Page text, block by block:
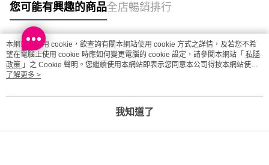
您可能有興趣的商品全店暢銷排行
熱門標籤
熱銷排行
本網站中使用 cookie，欲查詢有關本網站使用 cookie 方式之詳情，及若您不希
望在電腦上使用 cookie 時應如何變更電腦的 cookie 設定，請參閱本網站「 私隱
政策 」之 Cookie 聲明。您繼續使用本網站即表示您同意本公司得按本網站使用
條款之 Cookie 聲明使用 cookie。
了解更多 >
我知道了